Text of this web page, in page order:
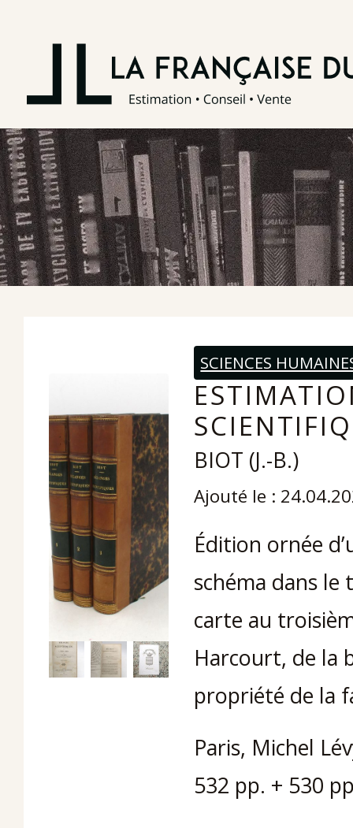
SCIENCES
BIOT (J.-B.)
Ajouté le :
Édition ornée
schéma dans le
carte au
Harcourt, de la
propriété de la
Paris, Michel
532 pp. + 530